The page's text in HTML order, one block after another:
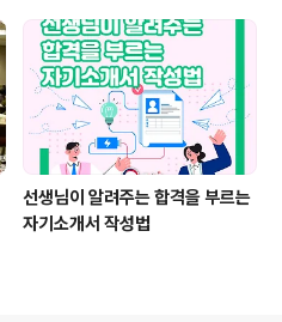
선생님이 알려주는 합격을 부르는
자기소개서 작성법